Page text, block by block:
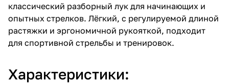
классический разборный лук для начинающих и
опытных стрелков. Лёгкий, с регулируемой длиной
растяжки и эргономичной рукояткой, подходит
для спортивной стрельбы и тренировок.
Характеристики: